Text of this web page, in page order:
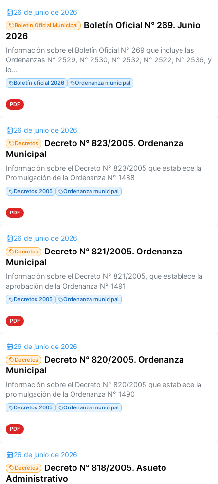
26 de junio de 2026
Boletín Oficial Municipal
Boletín Oficial N° 269. Junio
2026
Información sobre el Boletín Oficial N° 269 que incluye las
Ordenanzas N° 2529, N° 2530, N° 2532, N° 2522, N° 2536, y
lo...
Boletín oficial 2026 Ordenanza municipal
PDF
26 de junio de 2026
Decretos
Decreto N° 823/2005. Ordenanza
Municipal
Información sobre el Decreto N° 823/2005 que establece la
Promulgación de la Ordenanza N° 1488
Decretos 2005 Ordenanza municipal
PDF
26 de junio de 2026
Decretos
Decreto N° 821/2005. Ordenanza
Municipal
Información sobre el Decreto N° 821/2005, que establece la
aprobación de la Ordenanza N° 1491
Decretos 2005 Ordenanza municipal
PDF
26 de junio de 2026
Decretos
Decreto N° 820/2005. Ordenanza
Municipal
Información sobre el Decreto N° 820/2005 que establece la
promulgación de la Ordenanza N° 1490
Decretos 2005 Ordenanza municipal
PDF
26 de junio de 2026
Decretos
Decreto N° 818/2005. Asueto
Administrativo